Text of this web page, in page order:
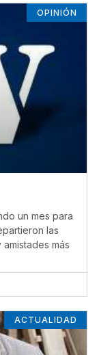
OPINIÓN
un mes para
las
más
ACTUALIDAD